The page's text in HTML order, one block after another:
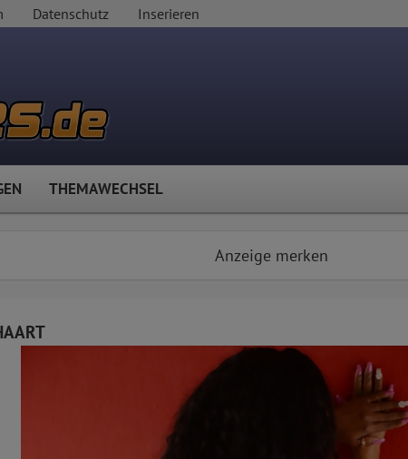
Datenschutz Inserieren
THEMAWECHSEL
Anzeige merken